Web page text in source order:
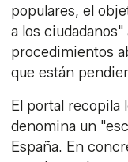
populares, el
a los
procedimientos
que están
El portal recopila
denomina un
España. En